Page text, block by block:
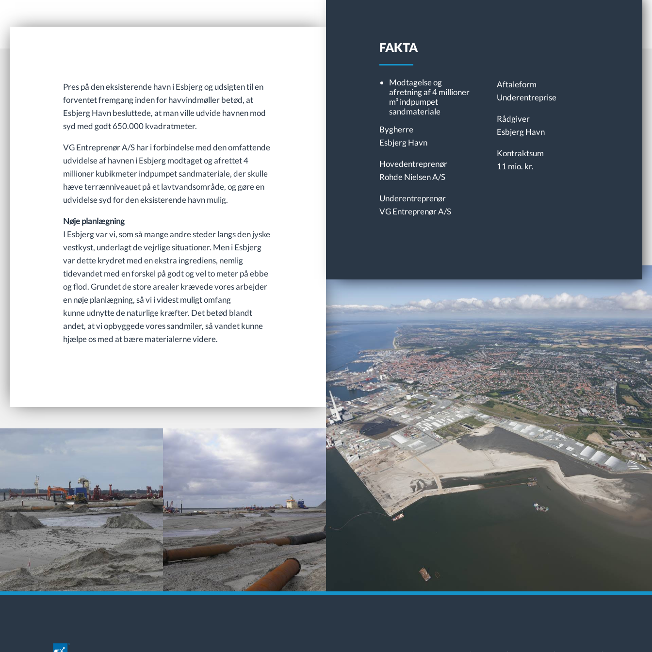
Pres på den eksisterende havn i Esbjerg og udsigten til en
forventet fremgang inden for havvindmøller betød, at
Esbjerg Havn besluttede, at man ville udvide havnen mod
syd med godt 650.000 kvadratmeter.
VG Entreprenør A/S har i forbindelse med den omfattende
udvidelse af havnen i Esbjerg modtaget og afrettet 4
millioner kubikmeter indpumpet sandmateriale, der skulle
hæve terrænniveauet på et lavtvandsområde, og gøre en
udvidelse syd for den eksisterende havn mulig.
Nøje planlægning
I Esbjerg var vi, som så mange andre steder langs den jyske
vestkyst, underlagt de vejrlige situationer. Men i Esbjerg
var dette krydret med en ekstra ingrediens, nemlig
tidevandet med en forskel på godt og vel to meter på ebbe
og flod. Grundet de store arealer krævede vores arbejder
en nøje planlægning, så vi i videst muligt omfang
kunne udnytte de naturlige kræfter. Det betød blandt
andet, at vi opbyggede vores sandmiler, så vandet kunne
hjælpe os med at bære materialerne videre.
FAKTA
Modtagelse og
afretning af 4 millioner
m³ indpumpet
sandmateriale
Bygherre
Esbjerg Havn
Hovedentreprenør
Rohde Nielsen A/S
Underentreprenør
VG Entreprenør A/S
Aftaleform
Underentreprise
Rådgiver
Esbjerg Havn
Kontraktsum
11 mio. kr.